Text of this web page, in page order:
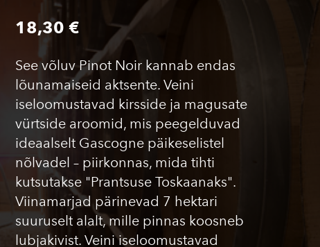
18,30 €
See võluv Pinot Noir kannab endas
lõunamaiseid aktsente. Veini
iseloomustavad kirsside ja magusate
vürtside aroomid, mis peegelduvad
ideaalselt Gascogne päikeselistel
nõlvadel – piirkonnas, mida tihti
kutsutakse "Prantsuse Toskaanaks".
Viinamarjad pärinevad 7 hektari
suuruselt alalt, mille pinnas koosneb
lubjakivist. Veini iseloomustavad